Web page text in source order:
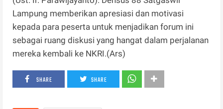
Lampung memberikan apresiasi dan motivasi
kepada para peserta untuk menjadikan forum ini
sebagai ruang diskusi yang hangat dalam perjalanan
mereka kembali ke NKRI.(Ars)
SHARE SHARE